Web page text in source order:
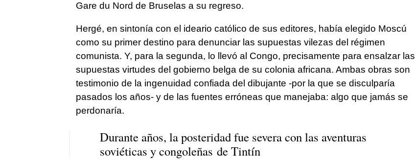
Gare du Nord de Bruselas a su regreso.
Hergé, en sintonía con el ideario católico de sus editores, había elegido Moscú
como su primer destino para denunciar las supuestas vilezas del régimen
comunista. Y, para la segunda, lo llevó al Congo, precisamente para ensalzar las
supuestas virtudes del gobierno belga de su colonia africana. Ambas obras son
testimonio de la ingenuidad confiada del dibujante -por la que se disculparía
pasados los años- y de las fuentes erróneas que manejaba: algo que jamás se
perdonaría.
Durante años, la posteridad fue severa con las aventuras
soviéticas y congoleñas de Tintín